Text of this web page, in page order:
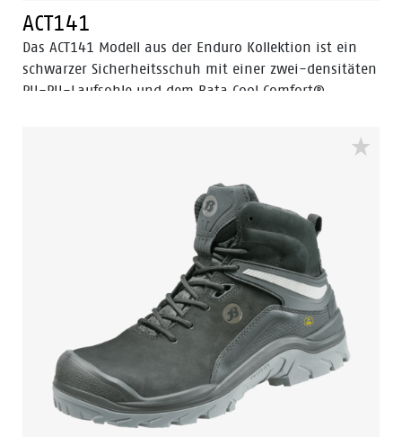
ACT141
Das ACT141 Modell aus der Enduro Kollektion ist ein
schwarzer Sicherheitsschuh mit einer zwei-densitäten
PU-PU-Laufsohle und dem Bata Cool Comfort®
aus Stahl, PU-Überkappe und ESD.